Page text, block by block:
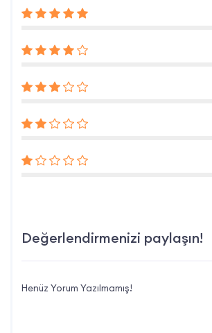
Değerlendirmenizi paylaşın!
Henüz Yorum Yazılmamış!